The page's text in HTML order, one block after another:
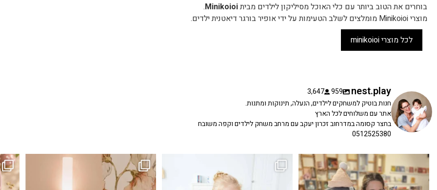
בוחרים את הטוב ביותר עם כלי האוכל מסיליקון לילדים מביתMinikoioi
.
מוצרי Minikoioi מומלצים לשלב הטעימות על ידי אופיר בורגר דיאטנית ילדים.
לכל מוצרי minikoioi
nest.play
959
3,647
חנות בוטיק למשחקים לילדים, הנעלה, תינוקות ומתנות.
אתר עם משלוחים לכל הארץ
בחצר קסומה במדרחוב זכרון יעקב עם מרחב משחק לילדים וקפה משובח
0512525380
גם פריט עיצובי לחדר, גם מנורת לילה מרגיעה, וגם...
0
7 0
כשפתחתי את החנות חלמתי ליצור מקום שהייתי
שמחה
39 16